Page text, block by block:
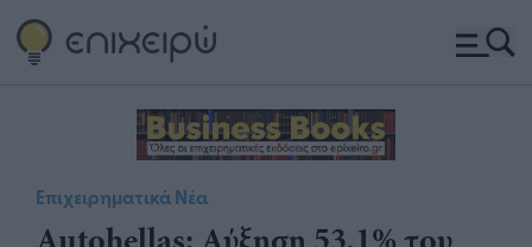
Επιχειρηματικά Νέα